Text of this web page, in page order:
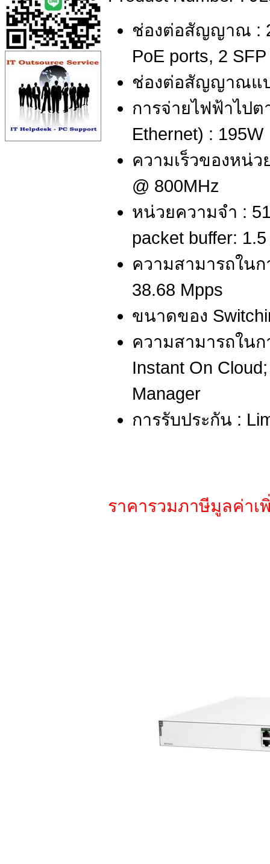
ช่องต่อสัญญาณ :
PoE ports, 2
ช่องต่อสัญญาณแบ
การจ่ายไฟฟ้าไป
Ethernet) : 195W
ความเร็วของหน่ว
@ 800MHz
หน่วยความจำ :
packet buffer:
ความสามารถในก
38.68 Mpps
ขนาดของ
ความสามารถใน
Instant On
Manager
การรับประกัน :
ราคารวมภาษีมูลค่าเ